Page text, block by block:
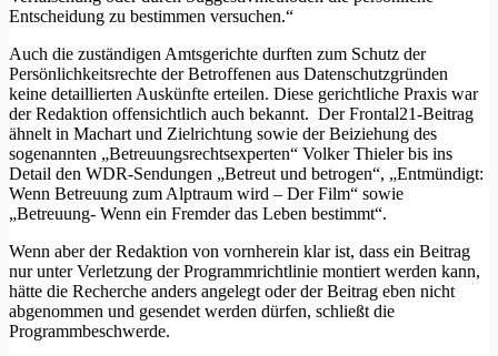
Entscheidung zu bestimmen versuchen.“
Auch die zuständigen Amtsgerichte durften zum Schutz der
Persönlichkeitsrechte der Betroffenen aus Datenschutzgründen
keine detaillierten Auskünfte erteilen. Diese gerichtliche Praxis war
der Redaktion offensichtlich auch bekannt. Der Frontal21-Beitrag
ähnelt in Machart und Zielrichtung sowie der Beiziehung des
sogenannten „Betreuungsrechtsexperten“ Volker Thieler bis ins
Detail den WDR-Sendungen „Betreut und betrogen“, „Entmündigt:
Wenn Betreuung zum Alptraum wird – Der Film“ sowie
„Betreuung- Wenn ein Fremder das Leben bestimmt“.
Wenn aber der Redaktion von vornherein klar ist, dass ein Beitrag
nur unter Verletzung der Programmrichtlinie montiert werden kann,
hätte die Recherche anders angelegt oder der Beitrag eben nicht
abgenommen und gesendet werden dürfen, schließt die
Programmbeschwerde.